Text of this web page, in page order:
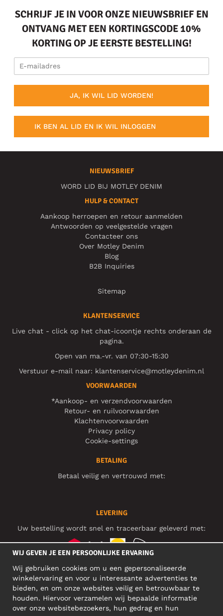
SCHRIJF JE IN VOOR ONZE NIEUWSBRIEF EN
ONTVANG MET EEN KORTINGSCODE 10%
KORTING OP JE EERSTE BESTELLING!
JA, IK WIL LID WORDEN!
IK BEN AL LID EN IK WIL INLOGGEN
NIEUWSBRIEF
WORD LID BIJ MOTLEY DENIM
HULP & CONTACT
Aankoop herroepen en retour aanmelden
Antwoorden op veelgestelde vragen
Contacteer ons
Over Motley Denim
Blog
B2B Inquiries
Sitemap
KLANTENSERVICE
Live chat - click op het chat-icoontje rechts onderaan de
pagina.
Open van ma.-vr. van 07:30-15:30
Verstuur e-mail naar: klantenservice@motleydenim.nl
VOORWAARDEN
*Aankoop- en verzendvoorwaarden
Retour- en ruilvoorwaarden
Klachtenvoorwaarden
Privacy policy
Cookie-settings
BETALING
Betaal veilig en vertrouwd met:
LEVERING
Uw bestelling wordt snel en traceerbaar geleverd met:
SOCIAL MEDIA
BEDRIJFSADRES
WIJ GEVEN JE EEN PERSOONLIJKE ERVARING
Wij gebruiken cookies om u een gepersonaliseerde
winkelervaring en voor u interessante advertenties te
bieden, en om onze websites veilig en betrouwbaar te
houden. Hiervoor verzamelen wij bepaalde informatie
over onze websitebezoekers, hun gedrag en hun